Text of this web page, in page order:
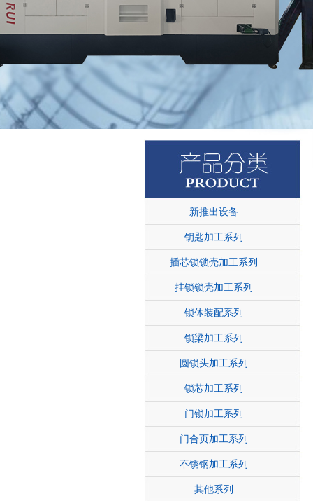
新推出设备
钥匙加工系列
插芯锁锁壳加工系列
挂锁锁壳加工系列
锁体装配系列
锁梁加工系列
圆锁头加工系列
锁芯加工系列
门锁加工系列
门合页加工系列
不锈钢加工系列
其他系列